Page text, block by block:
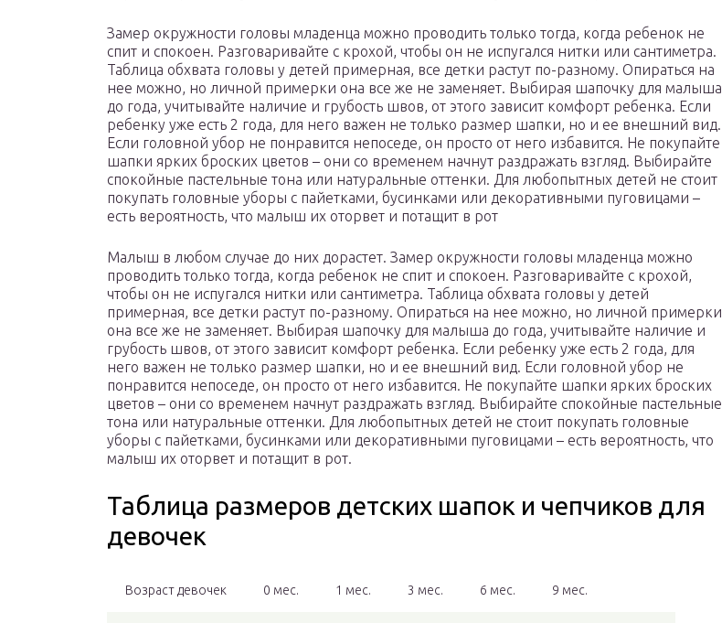
Замер окружности головы младенца можно проводить только тогда, когда ребенок не
спит и спокоен. Разговаривайте с крохой, чтобы он не испугался нитки или сантиметра.
Таблица обхвата головы у детей примерная, все детки растут по-разному. Опираться на
нее можно, но личной примерки она все же не заменяет. Выбирая шапочку для малыша
до года, учитывайте наличие и грубость швов, от этого зависит комфорт ребенка. Если
ребенку уже есть 2 года, для него важен не только размер шапки, но и ее внешний вид.
Если головной убор не понравится непоседе, он просто от него избавится. Не покупайте
шапки ярких броских цветов – они со временем начнут раздражать взгляд. Выбирайте
спокойные пастельные тона или натуральные оттенки. Для любопытных детей не стоит
покупать головные уборы с пайетками, бусинками или декоративными пуговицами –
есть вероятность, что малыш их оторвет и потащит в рот
Малыш в любом случае до них дорастет. Замер окружности головы младенца можно
проводить только тогда, когда ребенок не спит и спокоен. Разговаривайте с крохой,
чтобы он не испугался нитки или сантиметра. Таблица обхвата головы у детей
примерная, все детки растут по-разному. Опираться на нее можно, но личной примерки
она все же не заменяет. Выбирая шапочку для малыша до года, учитывайте наличие и
грубость швов, от этого зависит комфорт ребенка. Если ребенку уже есть 2 года, для
него важен не только размер шапки, но и ее внешний вид. Если головной убор не
понравится непоседе, он просто от него избавится. Не покупайте шапки ярких броских
цветов – они со временем начнут раздражать взгляд. Выбирайте спокойные пастельные
тона или натуральные оттенки. Для любопытных детей не стоит покупать головные
уборы с пайетками, бусинками или декоративными пуговицами – есть вероятность, что
малыш их оторвет и потащит в рот.
Таблица размеров детских шапок и чепчиков для
девочек
Возраст девочек 0 мес. 1 мес. 3 мес. 6 мес. 9 мес.